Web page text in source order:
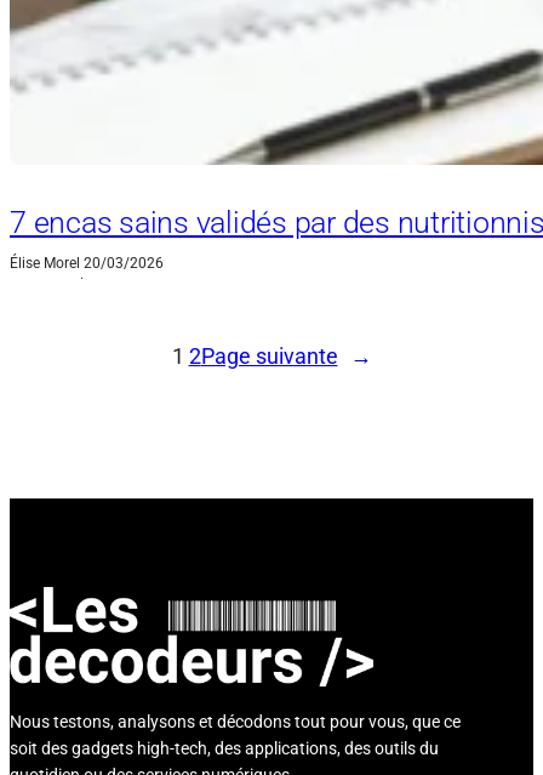
7 encas sains validés par des
Élise Morel
·
20/03/2026
1 2Page suivante →
Nous testons, analysons et décodons tout pour vous, que ce
soit des gadgets high-tech, des applications, des outils du